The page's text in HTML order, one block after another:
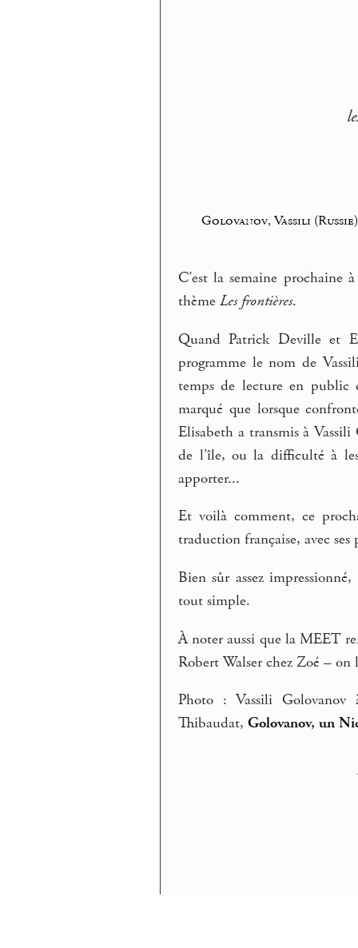
Golovanov, Vassili (Russie)
C’est la semaine
thèmeLes frontières.
Quand Patrick Deville et
programme le nom de
temps de lecture en
marqué que lorsque
Elisabeth a transmis à
de l’île, ou la difficulté à
apporter...
Et voilà comment, ce
traduction française, avec
Bien sûr assez
tout simple.
À noter aussi que la MEET
Robert Walser chez Zoé – on
Photo : Vassili Golovanov
Thibaudat,Golovanov, un